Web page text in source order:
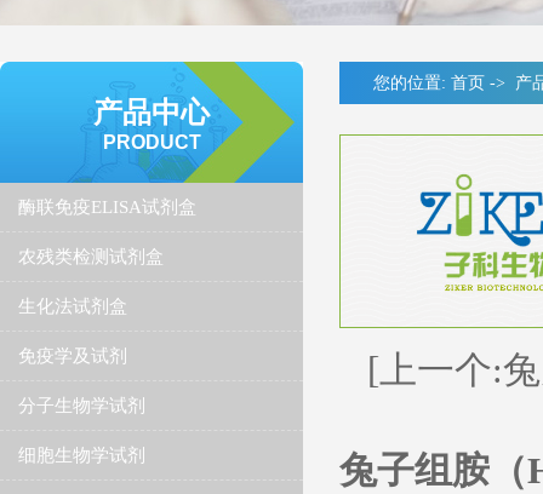
产品中心
PRODUCT
酶联免疫ELISA试剂盒
农残类检测试剂盒
生化法试剂盒
免疫学及试剂
分子生物学试剂
细胞生物学试剂
您的位置: 首页 -> 产
[上一个:
兔子组胺（